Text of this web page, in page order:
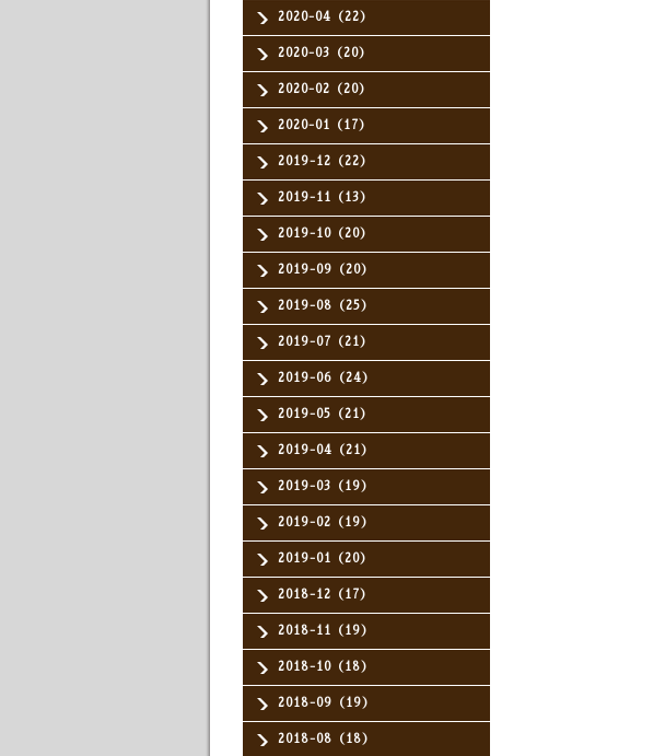
2020-04（22）
2020-03（20）
2020-02（20）
2020-01（17）
2019-12（22）
2019-11（13）
2019-10（20）
2019-09（20）
2019-08（25）
2019-07（21）
2019-06（24）
2019-05（21）
2019-04（21）
2019-03（19）
2019-02（19）
2019-01（20）
2018-12（17）
2018-11（19）
2018-10（18）
2018-09（19）
2018-08（18）